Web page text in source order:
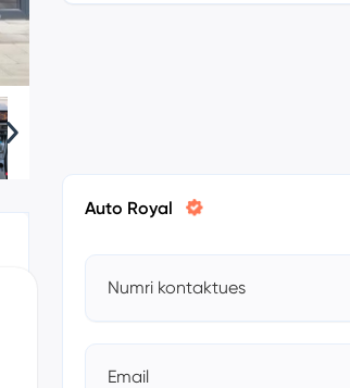
Auto Royal
Numri kontaktues
Email